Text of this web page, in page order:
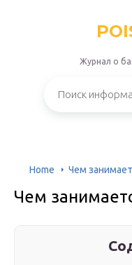
Журнал о
Home Чем
Чем